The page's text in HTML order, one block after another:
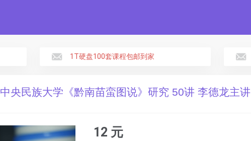
1T硬盘100套课程包邮到家
中央民族大学《黔南苗蛮图说》研究 50讲 李德龙主讲
12 元